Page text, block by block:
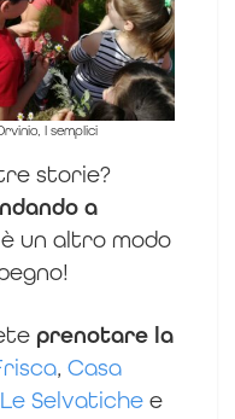
I semplici
storie?
a
è un altro modo
prenotare la
, Casa
Selvatiche e